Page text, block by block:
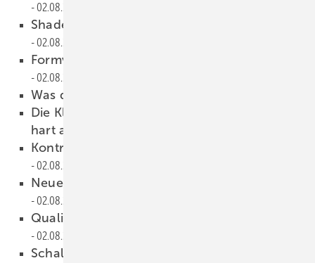
02.08.2023
Shade – da steht man gerne im Schatten
02.08.2023
Formvollendung in Konstruktion und Design
02.08.2023
Was darf es sein, bitte?
Die Klippe CE erfolgreich um-schiffen und
hart am Wind bleiben
Kontrollierte Schiebung ist angesagt
02.08.2023
Neue Richtlinien schaffen Ordnung
02.08.2023
Qualitätsoffensive erfolgreich angelaufen
02.08.2023
Schallschutzpaket für Aufsatzsysteme mit